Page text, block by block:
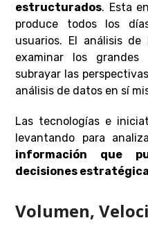
estructurados. Esta
produce todos los
usuarios. El análisis
examinar los
subrayar las
análisis de datos en sí
Las tecnologías e
levantando para
información que
decisiones
Volumen,